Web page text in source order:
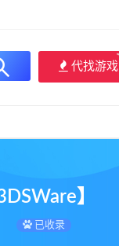
代找游戏
】
已收录